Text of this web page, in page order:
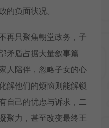
的负面状况。
再只聚焦朝堂政务，子
矛盾占据大量叙事篇
人陪伴，忽略子女的心
解他们的烦恼则能解锁
自己的忧虑与诉求，二
聚力，甚至改变最终王